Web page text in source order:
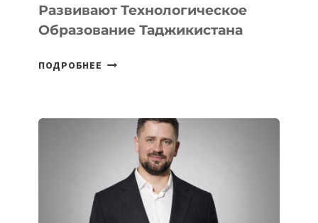
Развивают Технологическое
Образование Таджикистана
ПОДРОБНЕЕ
КОТОРЫЕ
РАЗВИВАЮТ
ТЕХНОЛОГИЧЕСКОЕ
ОБРАЗОВАНИЕ
ТАДЖИКИСТАНА